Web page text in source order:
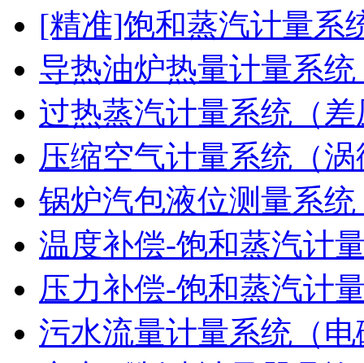
[精准]饱和蒸汽计量系
导热油炉热量计量系
过热蒸汽计量系统（
压缩空气计量系统（
锅炉汽包液位测量系
温度补偿-饱和蒸汽计
压力补偿-饱和蒸汽计
污水流量计量系统（